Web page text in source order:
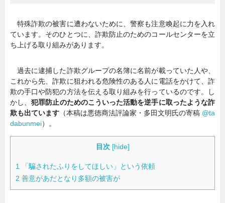
特殊詐欺の被害に遭わないために、警察も注意喚起に力を入れ
ています。そのひとつに、詐欺防止のためのコールセンターを立
ち上げる取り組みがあります。
過去に逮捕した詐欺グループの名簿に名前が載っていた人や、
これから先、詐欺に狙われる危険性のある人に電話をかけて、詐
欺の手口や防犯の方法を伝える取り組みを行っているのです。し
かし、犯罪防止のためのこういった活動を逆手に取ったような詐
欺も出ています （本稿は悪徳商法評論家・多田文明氏の寄稿 @ta
dabunmei）。
目次 [hide]
1
「騙されたふりをしてほしい」という依頼
2 善意があだとなり多額の被害が